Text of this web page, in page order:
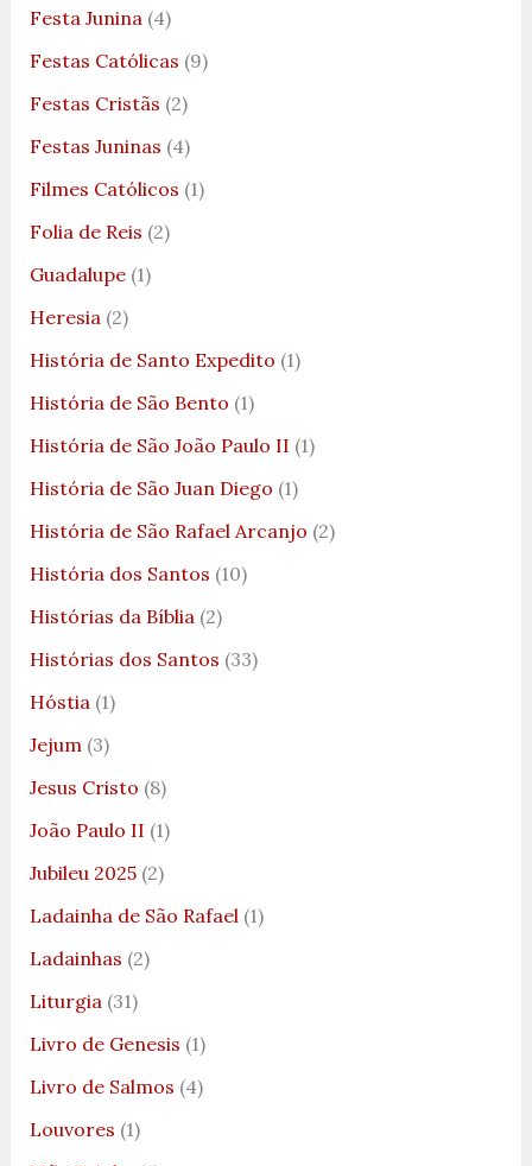
Festa Junina (4)
Festas Católicas (9)
Festas Cristãs (2)
Festas Juninas (4)
Filmes Católicos (1)
Folia de Reis (2)
Guadalupe(1)
Heresia (2)
História de Santo Expedito (1)
História de São Bento (1)
História de São João Paulo II (1)
História de São Juan Diego (1)
História de São Rafael Arcanjo (2)
História dos Santos (10)
Histórias da Bíblia (2)
Histórias dos Santos (33)
Hóstia (1)
Jejum (3)
Jesus Cristo (8)
João Paulo II (1)
Jubileu 2025(2)
Ladainha de São Rafael (1)
Ladainhas (2)
Liturgia (31)
Livro de Genesis (1)
Livro de Salmos (4)
Louvores (1)